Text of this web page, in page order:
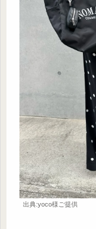
出典:yoco様ご提供